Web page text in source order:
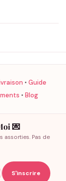
• Guide
• Blog
💌
assorties. Pas de